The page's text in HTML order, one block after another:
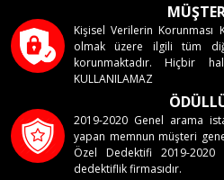
Kişisel Verilerin Korunması
olmak üzere ilgili tüm
korunmaktadır. Hiçbir
KULLANILAMAZ
2019-2020 Genel arama
yapan memnun müşteri
Özel Dedektifi 2019-2020
dedektiflik firmasıdır.